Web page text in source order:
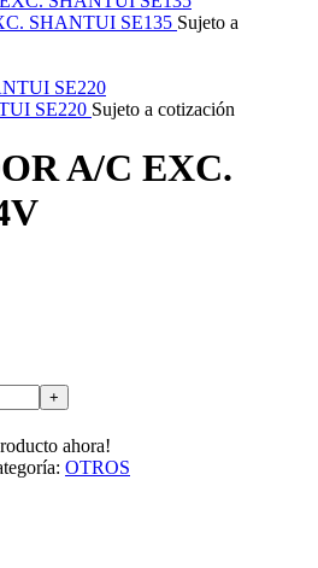
SHANTUI SE135 Sujeto a
SE220 Sujeto a cotización
A/C EXC.
ahora!
OTROS